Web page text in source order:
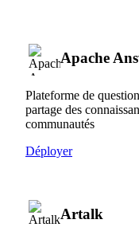
Apache
Plateforme de
partage des
communautés
Déployer
Artalk